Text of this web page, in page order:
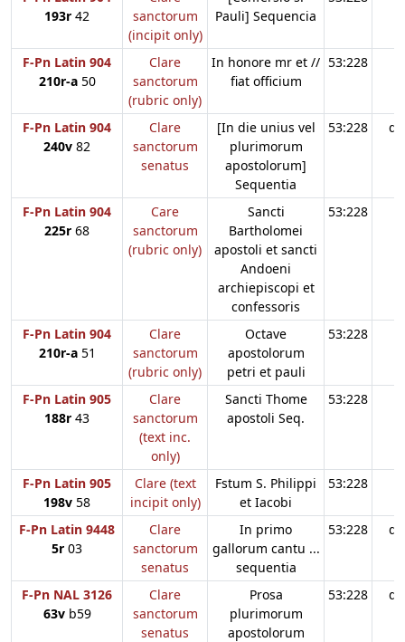
193r 42
sanctorum
(incipit only)
Pauli] Sequencia
F-Pn Latin 904
210r-a50
Clare
sanctorum
(rubric only)
In honore mr et //
fiat officium
53:228
F-Pn Latin 904
240v 82
Clare
sanctorum
senatus
[In die unius vel
plurimorum
apostolorum]
Sequentia
53:228
F-Pn Latin 904
225r 68
Care
sanctorum
(rubric only)
Sancti
Bartholomei
apostoli et sancti
Andoeni
archiepiscopi et
confessoris
53:228
F-Pn Latin 904
210r-a51
Clare
sanctorum
(rubric only)
Octave
apostolorum
petri et pauli
53:228
F-Pn Latin 905
188r 43
Clare
sanctorum
(text inc.
only)
Sancti Thome
apostoli Seq.
53:228
F-Pn Latin 905
198v 58
Clare (text
incipit only)
Fstum S. Philippi
et Iacobi
53:228
F-Pn Latin 9448
5r 03
Clare
sanctorum
senatus
In primo
gallorum cantu ...
sequentia
53:228
F-Pn NAL 3126
63vb59
Clare
sanctorum
senatus
Prosa
plurimorum
apostolorum
53:228